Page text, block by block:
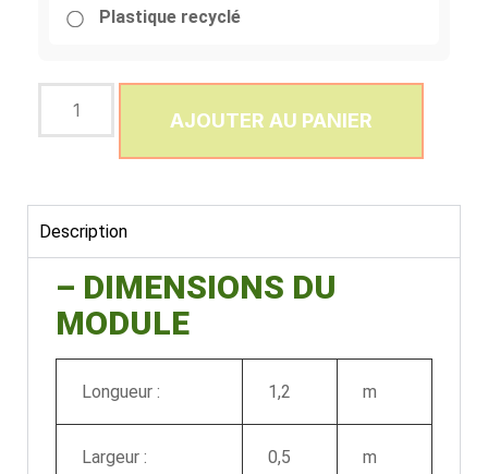
Plastique recyclé
AJOUTER AU PANIER
Description
– DIMENSIONS DU
MODULE
Longueur : 1,2 m
Largeur : 0,5 m